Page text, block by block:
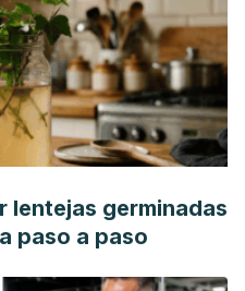
lentejas germinadas
paso a paso